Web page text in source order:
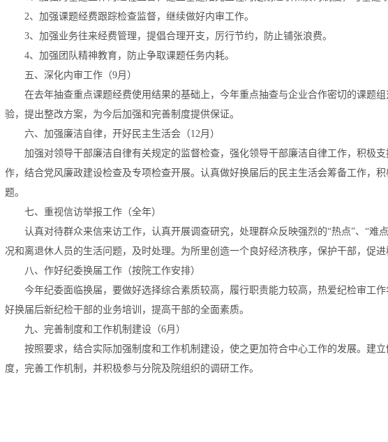
2、加强课题经费跟踪检查监督，继续做好内审工作。
3、加强业务往来经费管理，提倡合理开支，厉行节约，防止铺张浪费。
4、加强团队精神教育，防止争取课题任务内耗。
五、深化内审工作（9月）
在去年抽查重点课题经费使用结果的基础上，今年重点抽查与企业合作密切的课题组
验，提出整改方案，为今后加强和完善制度提供保证。
六、加强廉洁自律，开好民主生活会（12月）
加强对领导干部廉洁自律有关规定的监督检查，强化领导干部廉洁自律工作，积极支
作，结合党风廉政建设检查及专项检查开展。认真做好换届后的民主生活会筹备工作，
题。
七、重视信访举报工作（全年）
认真对待群众来信来访工作，认真开展调查研究，处理群众反映强烈的“热点”、“难
况和离退休人员的生活问题，及时处理。为所里创造一个良好经济秩序，保护干部，促进
八、作好纪委换届工作（按院工作安排）
今年纪委面临换届，要做好选择综合素质较高，履行职责能力较高，热爱纪检审工作
好换届后新纪检干部的业务培训，提高干部的全面素质。
九、完善制度和工作机制建设（6月）
按照要求，结合实际加强制度和工作机制建设，使之更加符合中心工作的发展。建立
度，完善工作机制，并积极参与分院及院组织的调研工作。